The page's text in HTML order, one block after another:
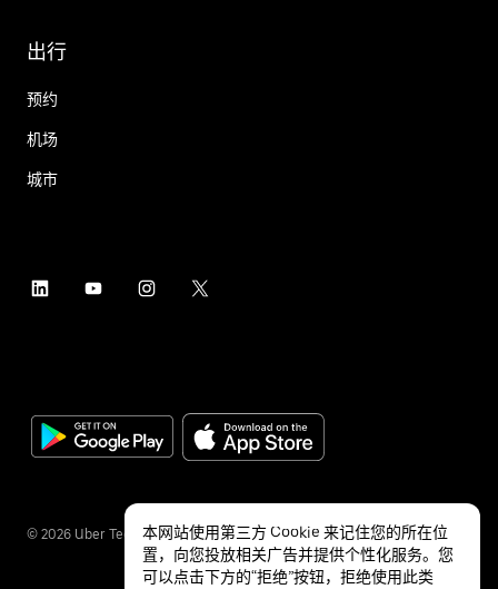
出行
预约
机场
城市
© 2026 Uber Technologies Inc.
本网站使用第三方 Cookie 来记住您的所在位
置，向您投放相关广告并提供个性化服务。您
可以点击下方的“拒绝”按钮，拒绝使用此类